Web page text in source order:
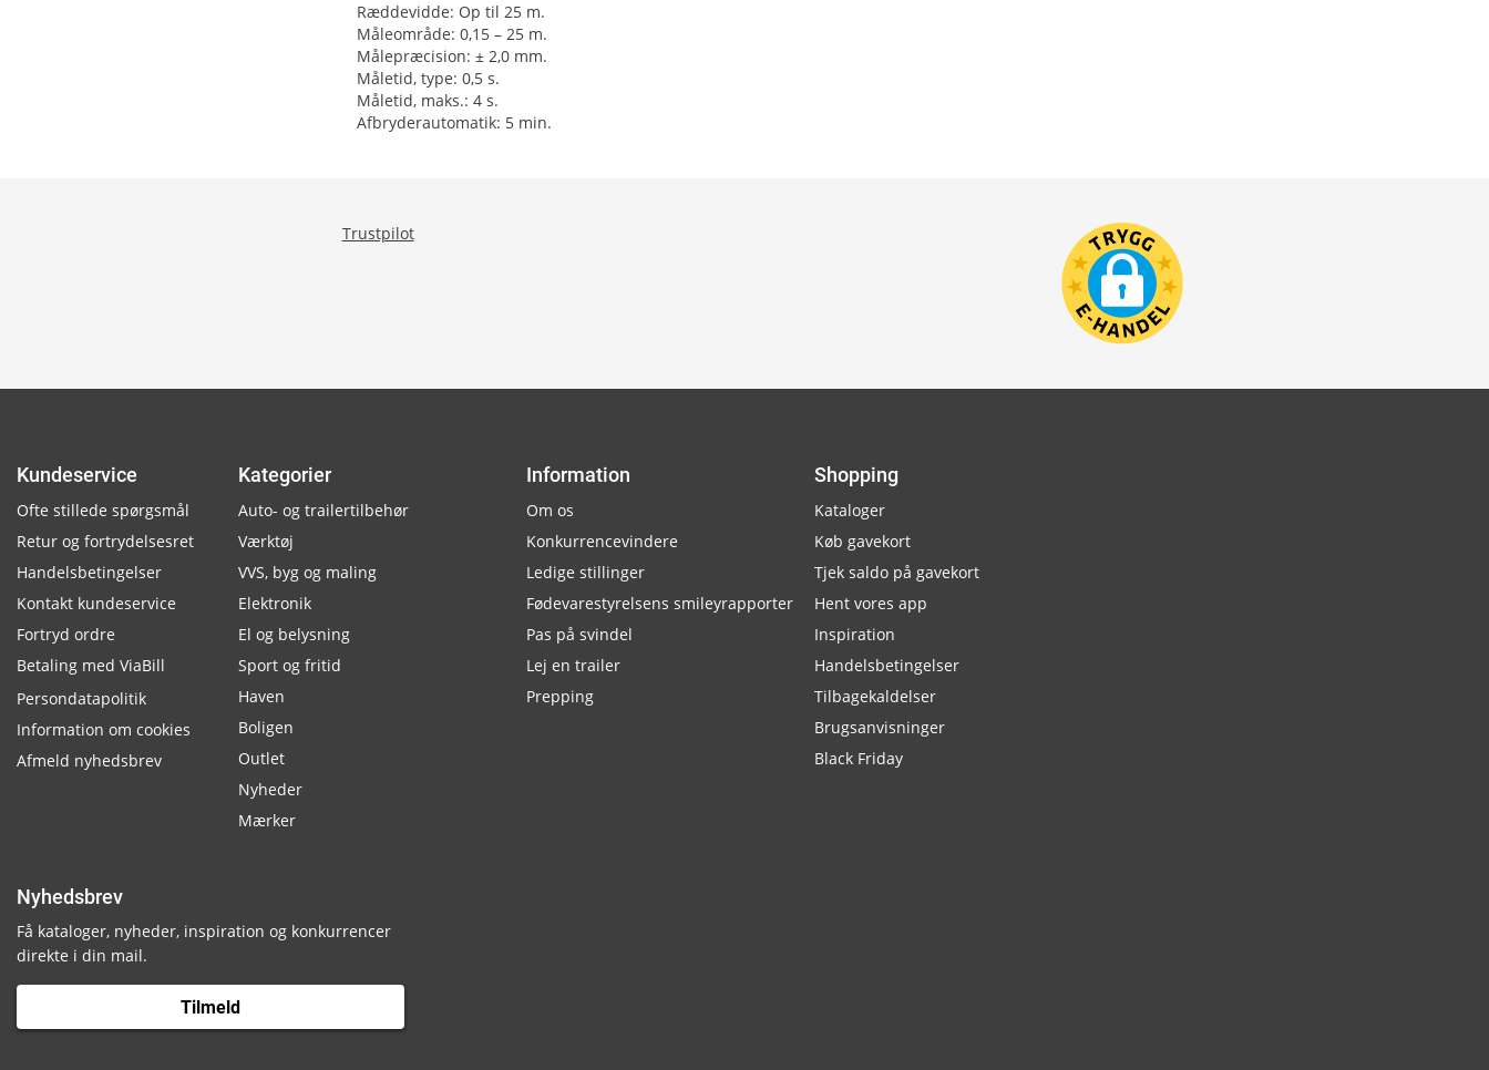
Ræddevidde: Op til 25 m.
Måleområde: 0,15 – 25 m.
Målepræcision: ± 2,0 mm.
Måletid, type: 0,5 s.
Måletid, maks.: 4 s.
Afbryderautomatik: 5 min.
Trustpilot
Kundeservice
Ofte stillede spørgsmål
Retur og fortrydelsesret
Handelsbetingelser
Kontakt kundeservice
Fortryd ordre
Betaling med ViaBill
Persondatapolitik
Information om cookies
Afmeld nyhedsbrev
Kategorier
Auto- og trailertilbehør
Værktøj
VVS, byg og maling
Elektronik
El og belysning
Sport og fritid
Haven
Boligen
Outlet
Nyheder
Mærker
Information
Om os
Konkurrencevindere
Ledige stillinger
Fødevarestyrelsens smileyrapporter
Pas på svindel
Lej en trailer
Prepping
Shopping
Kataloger
Køb gavekort
Tjek saldo på gavekort
Hent vores app
Inspiration
Handelsbetingelser
Tilbagekaldelser
Brugsanvisninger
Black Friday
Nyhedsbrev
Få kataloger, nyheder, inspiration og konkurrencer
direkte i din mail.
Tilmeld